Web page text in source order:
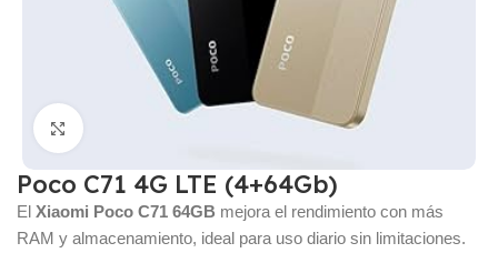
Click para agrandar
Poco C71 4G LTE (4+64Gb)
El Xiaomi Poco C71 64GB mejora el rendimiento con más
RAM y almacenamiento, ideal para uso diario sin limitaciones.